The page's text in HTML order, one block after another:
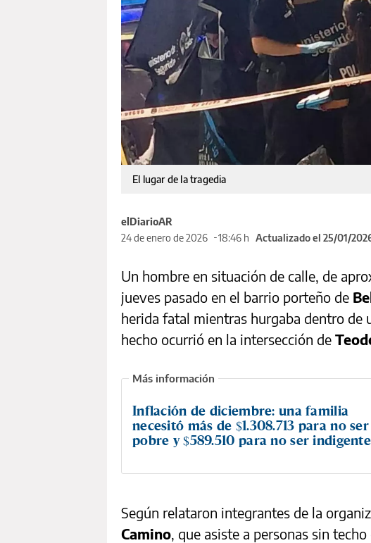
El lugar de la tragedia
elDiarioAR
24 de enero de 2026
18:46 h Actualizado el 25/01/
Un hombre en situación de calle, de
jueves pasado en el barrio porteño de
herida fatal mientras hurgaba dentro de
hecho ocurrió en la intersección de
Inflación de diciembre: una familia
necesitó más de $1.308.713 para no ser
pobre y $589.510 para no ser indigente
Según relataron integrantes de la
Camino, que asiste a personas sin